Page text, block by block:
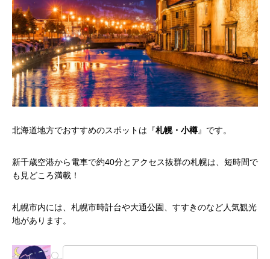
北海道地方でおすすめのスポットは『札幌・小樽』です。
新千歳空港から電車で約40分とアクセス抜群の札幌は、短時間で
も見どころ満載！
札幌市内には、札幌市時計台や大通公園、すすきのなど人気観光
地があります。